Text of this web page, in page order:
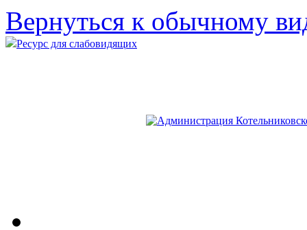
Вернуться к обычному
Ресурс для слабовидящих